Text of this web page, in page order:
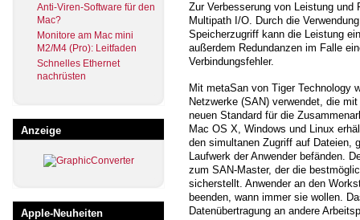
Anti-Viren-Software für den
Mac?
Monitore am Mac mini
M2/M4 (Pro): Leitfaden
Schnelles Ethernet
nachrüsten
Anzeige
Apple-Neuheiten
Zur Verbesserung von Leistung
Multipath I/O. Durch die
Speicherzugriff kann die Leistung
außerdem Redundanzen im Falle
Verbindungsfehler.
Mit metaSan von Tiger Technology
Netzwerke (SAN) verwendet, die
neuen Standard für die
Mac OS X, Windows und Linux
den simultanen Zugriff auf Dateien,
Laufwerk der Anwender befänden.
zum SAN-Master, der die
sicherstellt. Anwender an den
beenden, wann immer sie wollen.
Datenübertragung an andere